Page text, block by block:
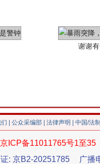
谢谢
公众采编部 法律声明 | 中国/法
京ICP备11011765号1至35
: 京B2-20251785
广播